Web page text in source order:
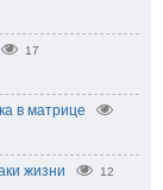
17
в матрице
жизни 12